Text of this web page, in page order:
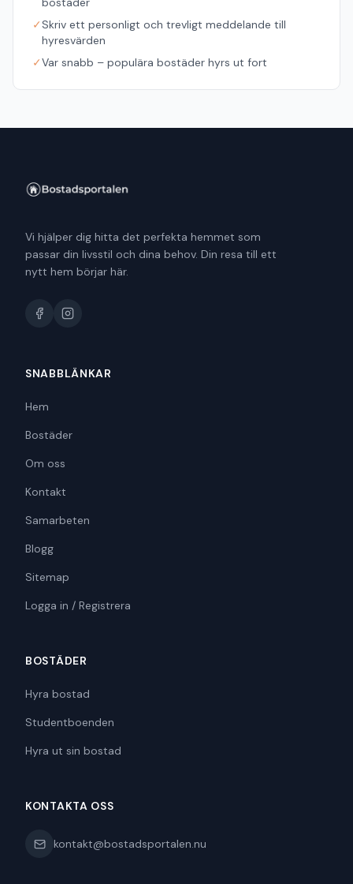
✓Skriv ett personligt och trevligt meddelande till
hyresvärden
✓Var snabb – populära bostäder hyrs ut fort
Vi hjälper dig hitta det perfekta hemmet som
passar din livsstil och dina behov. Din resa till ett
nytt hem börjar här.
SNABBLÄNKAR
Hem
Bostäder
Om oss
Kontakt
Samarbeten
Blogg
Sitemap
Logga in / Registrera
BOSTÄDER
Hyra bostad
Studentboenden
Hyra ut sin bostad
KONTAKTA OSS
kontakt@bostadsportalen.nu